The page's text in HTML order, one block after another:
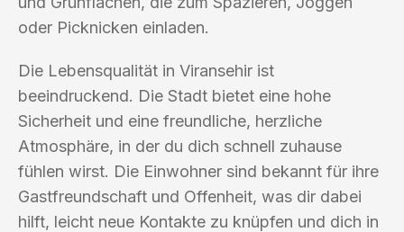
oder Picknicken einladen.
Die Lebensqualität in Viransehir ist
beeindruckend. Die Stadt bietet eine hohe
Sicherheit und eine freundliche, herzliche
Atmosphäre, in der du dich schnell zuhause
fühlen wirst. Die Einwohner sind bekannt für ihre
Gastfreundschaft und Offenheit, was dir dabei
hilft, leicht neue Kontakte zu knüpfen und dich in